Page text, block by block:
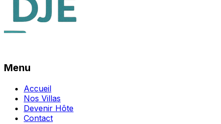
Menu
Accueil
Nos Villas
Devenir Hôte
Contact